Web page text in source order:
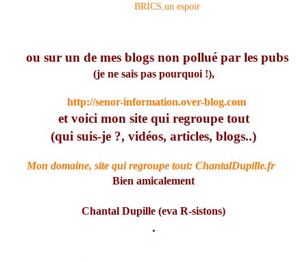
BRICS,un espoir
ou sur un de mes blogs non pollué par les pubs
(je ne sais pas pourquoi !),
http://senor-information.over-blog.com
et voici mon site qui regroupe tout
(qui suis-je ?, vidéos, articles, blogs..)
Mon domaine, site qui regroupe tout: ChantalDupille.fr
Bien amicalement
Chantal Dupille (eva R-sistons)
.